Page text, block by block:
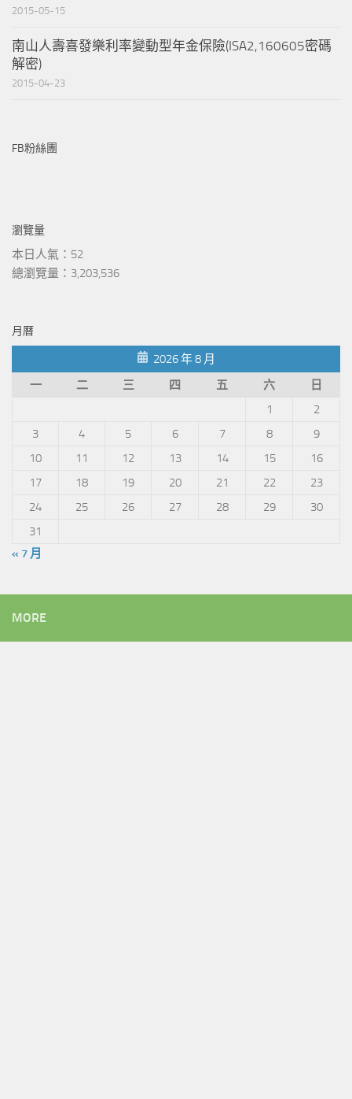
2015-05-15
南山人壽喜發樂利率變動型年金保險(ISA2,160605密碼
解密)
2015-04-23
FB粉絲團
瀏覽量
本日人氣：52
總瀏覽量：3,203,536
月曆
2026 年 8 月
一
二 三 四 五 六
日
1
2
3
4 5 6 7 8
9
10
11 12 13 14 15
16
17
18 19 20 21 22
23
24
25 26 27 28 29
30
31
« 7 月
MORE